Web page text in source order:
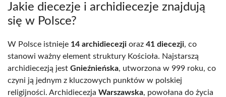
Jakie diecezje i archidiecezje znajdują
się w Polsce?
W Polsce istnieje 14 archidiecezji oraz 41 diecezji, co
stanowi ważny element struktury Kościoła. Najstarszą
archidiecezją jest Gnieźnieńska, utworzona w 999 roku, co
czyni ją jednym z kluczowych punktów w polskiej
religijności. Archidiecezja Warszawska, powołana do życia